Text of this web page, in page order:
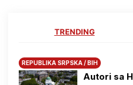
TRENDING
REPUBLIKA SRPSKA / BIH
Autori sa